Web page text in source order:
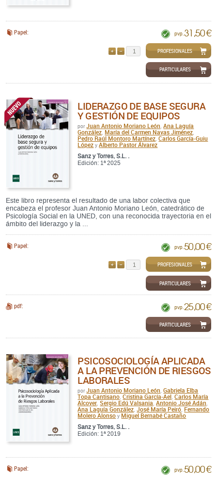
Papel: pvp. 31,50 €
QUITARPROFESIONALES
PARTICULARES
LIDERAZGO DE BASE SEGURA
Y GESTIÓN DE EQUIPOS
porJuan Antonio Moriano León ,Ana Laguía
González María del Carmen Navas Jiménez
Pedro Raúl Montoro Martínez ,Carlos García-Guiu
López yAlberto Pastor Álvarez
Sanz y Torres, S.L. .
Edición: 1ª 2025
Este libro representa el resultado de una labor colectiva que
encabeza el profesor Juan Antonio Moriano León, catedrático de
Psicología Social en la UNED, con una reconocida trayectoria en el
ámbito del liderazgo y la ...
Papel: pvp. 50,00 €
QUITARPROFESIONALES
PARTICULARES
pdf: pvp. 25,00 €
PARTICULARES
PSICOSOCIOLOGÍA APLICADA
A LA PREVENCIÓN DE RIESGOS
LABORALES
porJuan Antonio Moriano León ,Gabriela Elba
Topa Cantisano ,Cristina García-Ael ,Carlos María
Alcover ,Sergio Edú Valsania ,Antonio José Adán
Ana Laguía González ,José María Peiró Fernando
Molero Alonso y Miguel Bernabé Castaño
Sanz y Torres, S.L. .
Edición: 1ª 2019
Papel: pvp.50,00 €